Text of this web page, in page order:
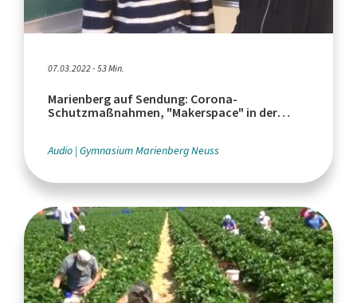
07.03.2022 - 53 Min.
Marienberg auf Sendung: Corona-
Schutzmaßnahmen, "Makerspace" in der
Audio Gymnasium Marienberg Neuss